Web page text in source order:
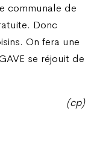
communale de
Donc
On fera une
se réjouit de
(cp)